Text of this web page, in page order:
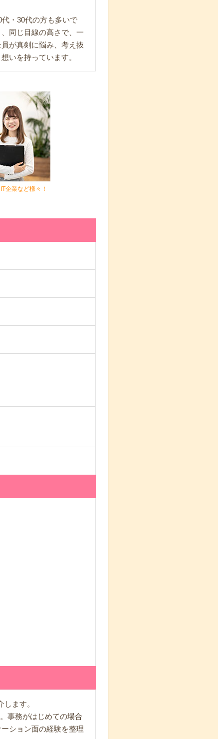
・30代の方も多いで
同じ目線の高さで、一
が真剣に悩み、考え抜
いを持っています。
企業など様々！
ます。
事務がはじめての場合
ション面の経験を整理